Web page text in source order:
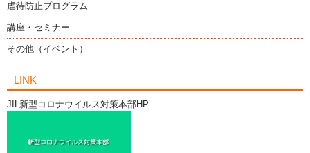
虐待防止プログラム
講座・セミナー
その他（イベント）
LINK
JIL新型コロナウイルス対策本部HP